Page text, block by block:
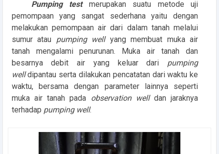
Pumping test
merupakan suatu metode uji
pemompaan yang sangat sederhana yaitu dengan
melakukan pemompaan air dari dalam tanah melalui
sumur atau pumping well yang membuat muka air
tanah mengalami penurunan. Muka air tanah dan
besarnya debit air yang keluar dari pumping
welldipantau serta dilakukan pencatatan dari waktu ke
waktu, bersama dengan parameter lainnya seperti
muka air tanah pada observation well dan jaraknya
terhadap pumping well.